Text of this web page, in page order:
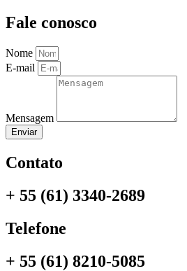
Fale conosco
Nome
E-mail
Mensagem
Enviar
Contato
+ 55 (61) 3340-2689
Telefone
+ 55 (61) 8210-5085